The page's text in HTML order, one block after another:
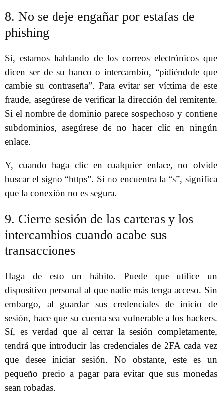
8. No se deje engañar por estafas de
phishing
Sí, estamos hablando de los correos electrónicos que
dicen ser de su banco o intercambio, “pidiéndole que
cambie su contraseña”. Para evitar ser víctima de este
fraude, asegúrese de verificar la dirección del remitente.
Si el nombre de dominio parece sospechoso y contiene
subdominios, asegúrese de no hacer clic en ningún
enlace.
Y, cuando haga clic en cualquier enlace, no olvide
buscar el signo “https”. Si no encuentra la “s”, significa
que la conexión no es segura.
9. Cierre sesión de las carteras y los
intercambios cuando acabe sus
transacciones
Haga de esto un hábito. Puede que utilice un
dispositivo personal al que nadie más tenga acceso. Sin
embargo, al guardar sus credenciales de inicio de
sesión, hace que su cuenta sea vulnerable a los hackers.
Sí, es verdad que al cerrar la sesión completamente,
tendrá que introducir las credenciales de 2FA cada vez
que desee iniciar sesión. No obstante, este es un
pequeño precio a pagar para evitar que sus monedas
sean robadas.